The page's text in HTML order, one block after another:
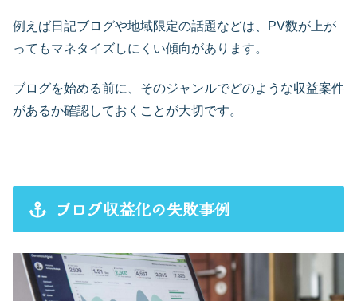
例えば日記ブログや地域限定の話題などは、PV数が上が
ってもマネタイズしにくい傾向があります。
ブログを始める前に、そのジャンルでどのような収益案件
があるか確認しておくことが大切です。
ブログ収益化の失敗事例